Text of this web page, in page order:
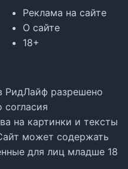
Реклама на сайте
О сайте
18+
РидЛайф разрешено
согласия
на картинки и тексты
может содержать
для лиц младше 18